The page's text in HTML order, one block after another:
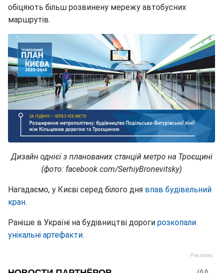
обіцяють більш розвинену мережу автобусних
маршрутів.
Дизайн однієї з планованих станцій метро на Троєщині
(фото: facebook.com/SerhiyBronevitsky)
Нагадаємо, у Києві серед білого дня впав будівельний
кран.
Раніше в Україні на будівництві дороги розкопали
унікальні артефакти.